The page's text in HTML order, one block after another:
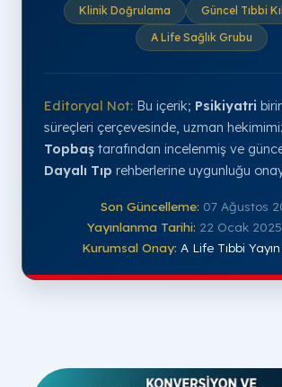
Klinik Doğrulama
Güncel Tıbbi
A Life Sağlık Grubu
Editoryal Not: Bu içerik; Psikiyatri
süreçleri çerçevesinde, uzman
Topbaş tarafından incelenmiş ve
Dayalı Tıp rehberlerine uygunluğu
Son Güncelleme: 07 Ağustos
Yayınlanma Tarihi: 22 Ocak
Kurumsal Onay: A Life Tıbbi